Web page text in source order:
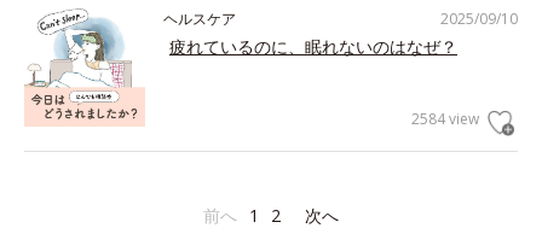
2025/09/10
ヘルスケア
疲れているのに、眠れないのはなぜ？
2584 view
前へ 1 2 次へ